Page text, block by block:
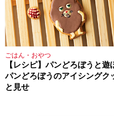
ごはん・おやつ
【レシピ】パンどろぼうと
パンどろぼうのアイシングク
と見せ